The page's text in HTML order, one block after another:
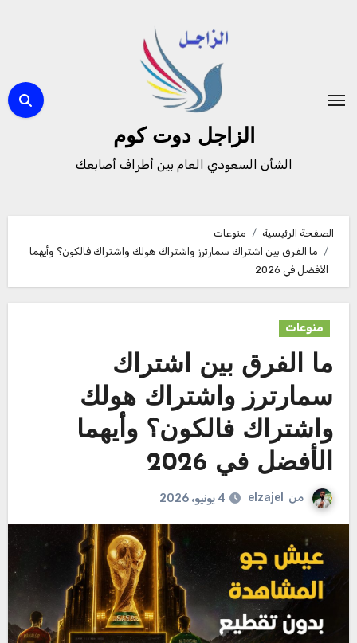
الزاجل دوت كوم
الشأن السعودي العام بين أطراف أصابعك
الصفحة الرئيسية
منوعات
ما الفرق بين اشتراك سمارترز واشتراك هولك واشتراك فالكون؟ وأيهما
الأفضل في 2026
منوعات
ما الفرق بين اشتراك
سمارترز واشتراك هولك
واشتراك فالكون؟ وأيهما
الأفضل في 2026
من elzajel 4 يونيو، 2026